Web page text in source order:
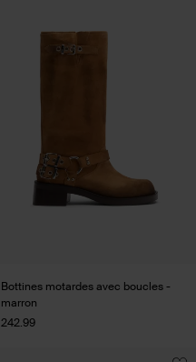
Bottines motardes avec boucles -
marron
242.99